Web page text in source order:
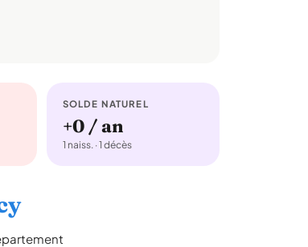
SOLDE NATUREL
+0 / an
1 naiss. · 1 décès